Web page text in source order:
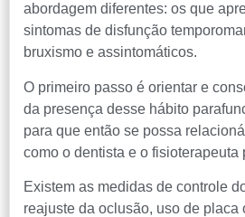
abordagem diferentes: os que
sintomas de disfunção
bruxismo e assintomáticos.
O primeiro passo é orientar e
da presença desse hábito
para que então se possa
como o dentista e o fisioterapeuta
Existem as medidas de controle
reajuste da oclusão, uso de placa